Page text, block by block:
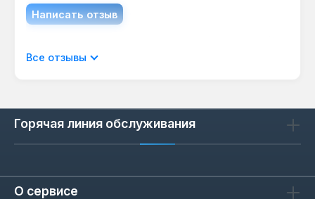
Написать отзыв
Отображать отзывы только на текущем
Все отзывы
Горячая линия обслуживания
О сервисе